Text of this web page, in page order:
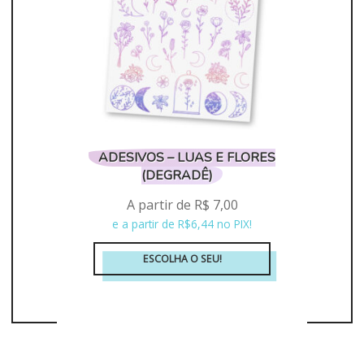
podem
ser
escolhidas
na
página
do
produto
ADESIVOS – LUAS E FLORES
(DEGRADÊ)
A partir de R$ 7,00
e a partir de R$6,44 no PIX!
ESCOLHA O SEU!
Este